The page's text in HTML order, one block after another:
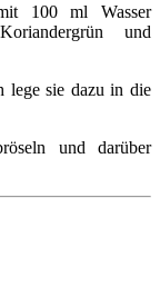
100 ml Wasser
und
lege sie dazu in die
und darüber